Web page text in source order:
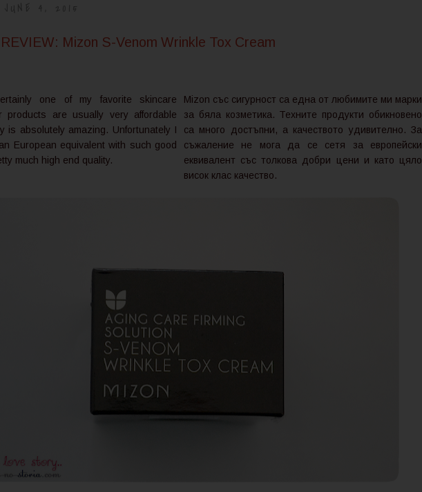
REVIEW: Mizon S-Venom Wrinkle Tox Cream
one of my favorite skincare
products are usually very affordable
is absolutely amazing. Unfortunately I
European equivalent with such good
much high end quality.
Mizon със сигурност са една от любимите ми марки
за бяла козметика. Техните продукти обикновено
са много достъпни, а качеството удивително. За
съжаление не мога да се сетя за европейски
еквивалент със толкова добри цени и като цяло
висок клас качество.